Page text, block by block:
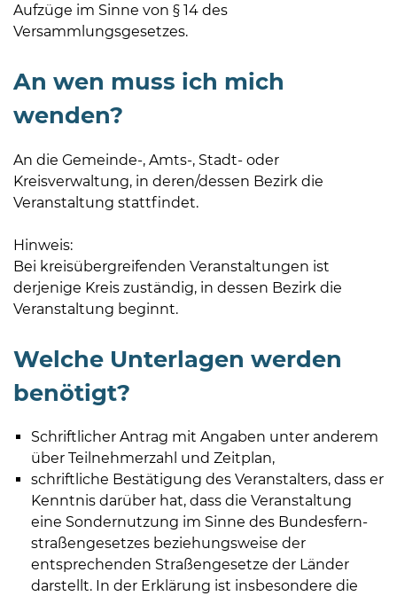
Aufzüge im Sinne von § 14 des
Versammlungsgesetzes.
An wen muss ich mich
wenden?
An die Gemeinde-, Amts-, Stadt- oder
Kreisverwaltung, in deren/dessen Bezirk die
Veranstaltung stattfindet.
Hinweis:
Bei kreisübergreifenden Veranstaltungen ist
derjenige Kreis zuständig, in dessen Bezirk die
Veranstaltung beginnt.
Welche Unterlagen werden
benötigt?
Schriftlicher Antrag mit Angaben unter anderem
über Teilnehmerzahl und Zeitplan,
schriftliche Bestätigung des Veranstalters, dass er
Kenntnis darüber hat, dass die Veranstaltung
eine Sondernutzung im Sinne des Bundesfern­
straßengesetzes beziehungsweise der
entsprechenden Straßengesetze der Länder
darstellt. In der Erklärung ist insbesondere die